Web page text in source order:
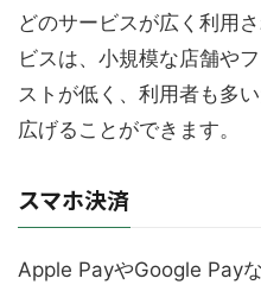
どのサービスが広く利用
ビスは、小規模な店舗や
ストが低く、利用者も多
広げることができます。
スマホ決済
Apple PayやGoogle Pay